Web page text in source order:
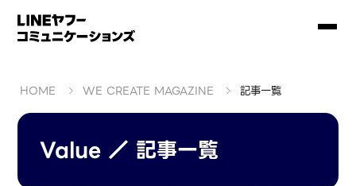
HOME WE CREATE MAGAZINE 記事一覧
Value ／ 記事一覧